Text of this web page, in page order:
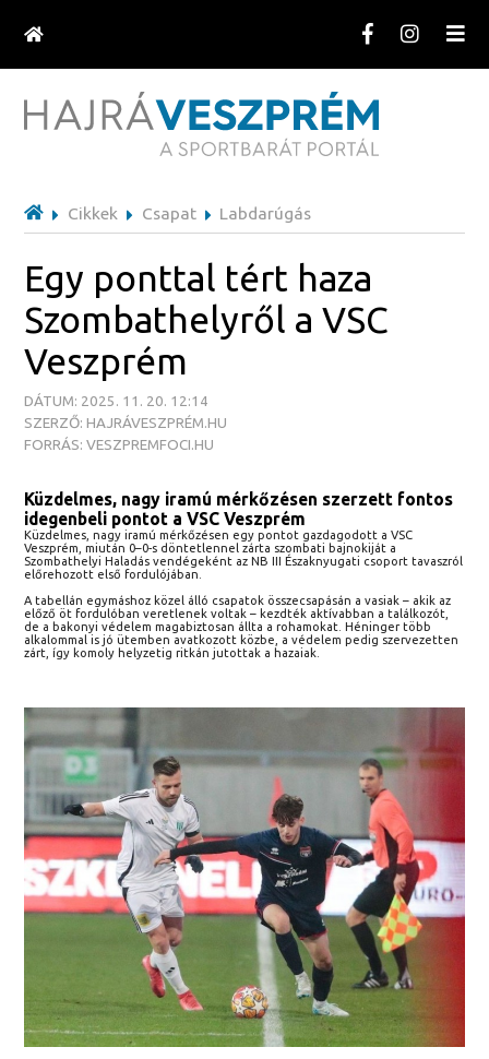
Cikkek Csapat Labdarúgás
Egy ponttal tért haza
Szombathelyről a VSC
Veszprém
DÁTUM: 2025. 11. 20. 12:14
SZERZŐ: HAJRÁVESZPRÉM.HU
FORRÁS: VESZPREMFOCI.HU
Küzdelmes, nagy iramú mérkőzésen szerzett fontos
idegenbeli pontot a VSC Veszprém
Küzdelmes, nagy iramú mérkőzésen egy pontot gazdagodott a VSC
Veszprém, miután 0–0-s döntetlennel zárta szombati bajnokiját a
Szombathelyi Haladás vendégeként az NB III Északnyugati csoport tavaszról
előrehozott első fordulójában.
A tabellán egymáshoz közel álló csapatok összecsapásán a vasiak – akik az
előző öt fordulóban veretlenek voltak – kezdték aktívabban a találkozót,
de a bakonyi védelem magabiztosan állta a rohamokat. Héninger több
alkalommal is jó ütemben avatkozott közbe, a védelem pedig szervezetten
zárt, így komoly helyzetig ritkán jutottak a hazaiak.